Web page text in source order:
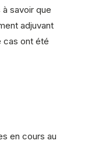
savoir que
adjuvant
cas ont été
en cours au